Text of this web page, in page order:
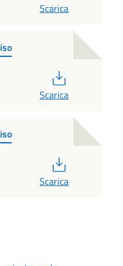
Scarica
Scarica
Scarica